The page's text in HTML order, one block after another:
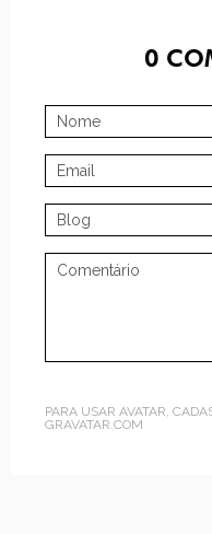
0
PARA USAR AVATAR,
GRAVATAR.COM